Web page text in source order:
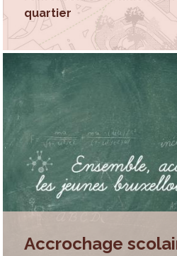
étudiants en cours de
l’offre et la demande.
quartier
Accrochage